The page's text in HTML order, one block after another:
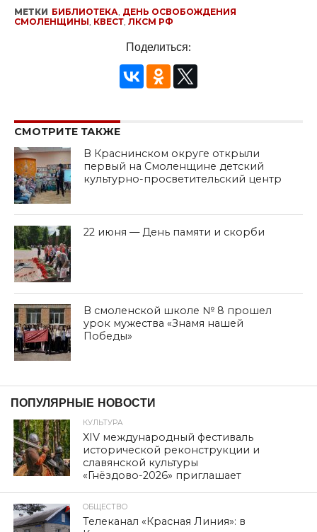
МЕТКИ БИБЛИОТЕКА, ДЕНЬ ОСВОБОЖДЕНИЯ
СМОЛЕНЩИНЫ, КВЕСТ, ЛКСМ РФ
Поделиться:
СМОТРИТЕ ТАКЖЕ
В Краснинском округе открыли
первый на Смоленщине детский
культурно-просветительский центр
22 июня — День памяти и скорби
В смоленской школе № 8 прошел
урок мужества «Знамя нашей
Победы»
ПОПУЛЯРНЫЕ НОВОСТИ
КУЛЬТУРА
XIV международный фестиваль
исторической реконструкции и
славянской культуры
«Гнёздово-2026» приглашает
ОБЩЕСТВО
Телеканал «Красная Линия»: в